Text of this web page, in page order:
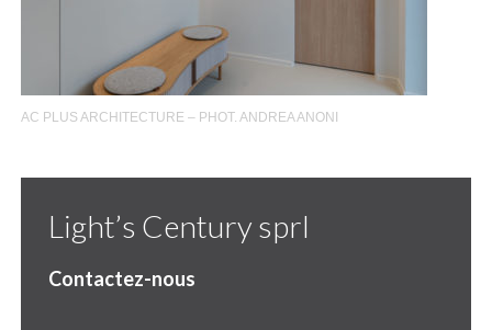
AC PLUS ARCHITECTURE – PHOT. ANDREA ANONI
Light’s Century sprl
Contactez-nous